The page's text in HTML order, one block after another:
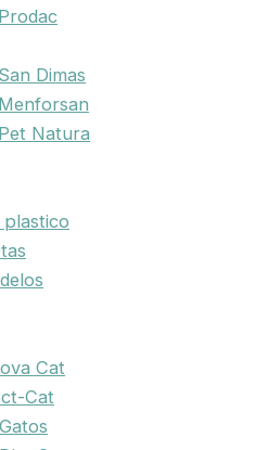
Dimas
Natura
plastico
Cat
Cat